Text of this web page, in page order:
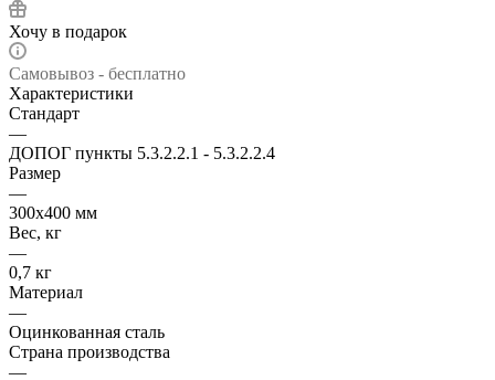
Хочу в подарок
Самовывоз - бесплатно
Характеристики
Стандарт
—
ДОПОГ пункты 5.3.2.2.1 - 5.3.2.2.4
Размер
—
300х400 мм
Вес, кг
—
0,7 кг
Материал
—
Оцинкованная сталь
Страна производства
—